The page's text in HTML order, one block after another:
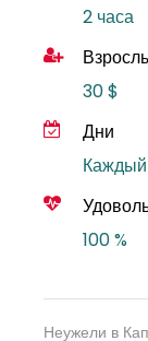
2 часа
30 $
Дни
100 %
Неужели в